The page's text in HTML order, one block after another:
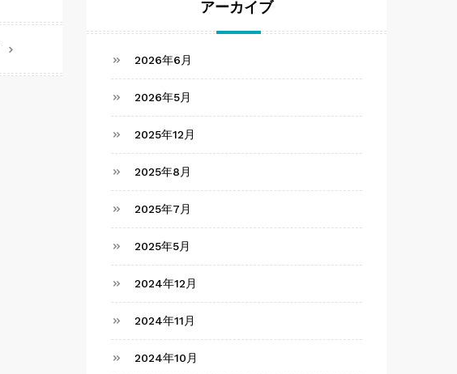
アーカイブ
2026年6月
2026年5月
2025年12月
2025年8月
2025年7月
2025年5月
2024年12月
2024年11月
2024年10月